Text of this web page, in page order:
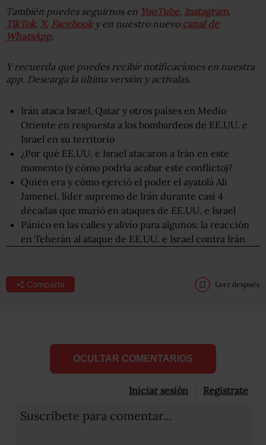
También puedes seguirnos en YouTube, Instagram,
TikTok, X, Facebooky en nuestro nuevo canal de
WhatsApp.
Y recuerda que puedes recibir notificaciones en nuestra
app. Descarga la última versión y actívalas.
Irán ataca Israel, Qatar y otros países en Medio
Oriente en respuesta a los bombardeos de EE.UU. e
Israel en su territorio
¿Por qué EE.UU. e Israel atacaron a Irán en este
momento (y cómo podría acabar este conflicto)?
Quién era y cómo ejerció el poder el ayatolá Alí
Jamenei, líder supremo de Irán durante casi 4
décadas que murió en ataques de EE.UU. e Israel
Pánico en las calles y alivio para algunos: la reacción
en Teherán al ataque de EE.UU. e Israel contra Irán
Compartir Leer después
OCULTAR COMENTARIOS
Iniciar sesión Registrate
Suscribete para comentar...